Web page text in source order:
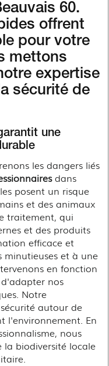
60.
offrent
pour votre
mettons
expertise
sécurité de
une
les dangers liés
dans
posent un risque
et des animaux
traitement, qui
et des produits
efficace et
minutieuses et à une
en fonction
nos
Notre
autour de
l'environnement. En
nous
biodiversité locale